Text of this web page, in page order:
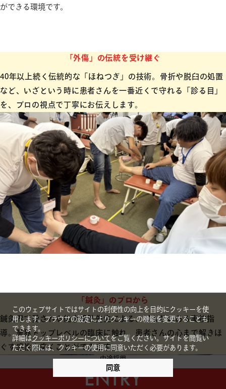
ができる環境です。
「外傷」の伝統を受け継ぐ
40年以上続く伝統的な「ほねつぎ」の技術。骨折や脱臼の処置
など、いざという時に患者さんを一番近くで守れる「診る目」
を、プロの視点で丁寧にお伝えします。
「鍼灸」のプロから
鍼灸界で愛される船水隆弘先生による、温もりのある実技指
導。業界トップレベルの臨床に触れ、患者さんの心まで解きほ
ぐす感性を磨くことができます。
中途採用
募集要項
ENTRY
このウェブサイトではサイトの利便性の向上を目的にクッキーを使
用します。ブラウザの設定によりクッキーの機能を変更することも
できます。
詳細は クッキーポリシーについてをご覧ください。サイトを閲覧い
ただく際には、クッキーの使用に同意いただく必要があります。
同意